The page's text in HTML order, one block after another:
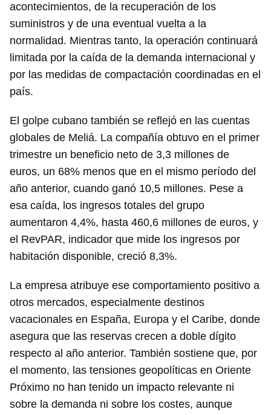
Guardar como favorito
Para poder guardar como favorito, primero has de
INICIAR SESIÓN CANCELAR
acontecimientos, de la recuperación de los
suministros y de una eventual vuelta a la
normalidad. Mientras tanto, la operación continuará
limitada por la caída de la demanda internacional y
por las medidas de compactación coordinadas en el
país.
El golpe cubano también se reflejó en las cuentas
globales de Meliá. La compañía obtuvo en el primer
trimestre un beneficio neto de 3,3 millones de
euros, un 68% menos que en el mismo período del
año anterior, cuando ganó 10,5 millones. Pese a
esa caída, los ingresos totales del grupo
aumentaron 4,4%, hasta 460,6 millones de euros, y
el RevPAR, indicador que mide los ingresos por
habitación disponible, creció 8,3%.
La empresa atribuye ese comportamiento positivo a
otros mercados, especialmente destinos
vacacionales en España, Europa y el Caribe, donde
asegura que las reservas crecen a doble dígito
respecto al año anterior. También sostiene que, por
el momento, las tensiones geopolíticas en Oriente
Próximo no han tenido un impacto relevante ni
sobre la demanda ni sobre los costes, aunque